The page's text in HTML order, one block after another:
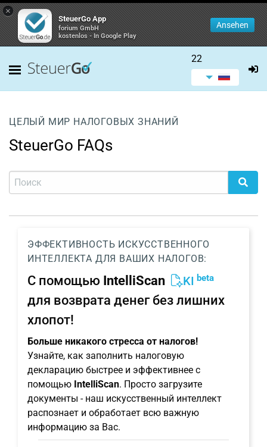
×
SteuerGo App
forium GmbH
kostenlos - In Google Play
Ansehen
22
ЦЕЛЫЙ МИР НАЛОГОВЫХ ЗНАНИЙ
SteuerGo FAQs
ЭФФЕКТИВНОСТЬ ИСКУССТВЕННОГО
ИНТЕЛЛЕКТА ДЛЯ ВАШИХ НАЛОГОВ:
С помощью IntelliScan KI beta
для возврата денег без лишних
хлопот!
Больше никакого стресса от налогов!
Узнайте, как заполнить налоговую
декларацию быстрее и эффективнее с
помощью IntelliScan. Просто загрузите
документы - наш искусственный интеллект
распознает и обработает всю важную
информацию за Вас.